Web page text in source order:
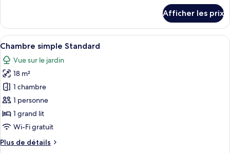
terrasse
Chambre
Junior
double,
terrasse
Afficher les prix
Afficher
toutes
les
photos
pour
ce
type
de
chambre :
Chambre
Literie de qualité, coffre-fort,
1
Chambre simple Standard
Vue sur le jardin
18 m²
1 chambre
1 personne
1 grand lit
Wi-Fi gratuit
Plus de détails
Plus